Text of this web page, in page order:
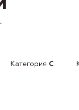
Категория C